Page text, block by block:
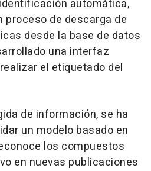
automática,
proceso de descarga de
desde la base de datos
una interfaz
el etiquetado del
de información, se ha
un modelo basado en
los compuestos
en nuevas publicaciones